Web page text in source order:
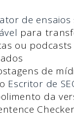
de ensaios
para
ou
de
Escritor de
da
Checker